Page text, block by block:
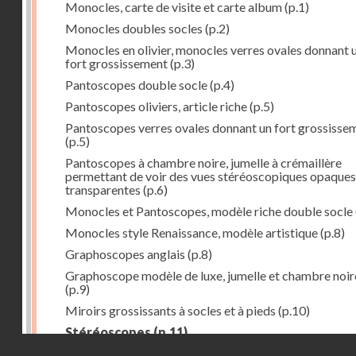
Monocles, carte de visite et carte album(p.1)
Monocles doubles socles (p.2)
Monocles en olivier, monocles verres ovales donnant
fort grossissement(p.3)
Pantoscopes double socle(p.4)
Pantoscopes oliviers, article riche(p.5)
Pantoscopes verres ovales donnant un fort
(p.5)
Pantoscopes à chambre noire, jumelle à crémaillère
permettant de voir des vues stéréoscopiques
transparentes (p.6)
Monocles et Pantoscopes, modèle riche double socle
Monocles style Renaissance, modèle artistique(p.8)
Graphoscopes anglais (p.8)
Graphoscope modèle de luxe, jumelle et chambre
(p.9)
Miroirs grossissants à socles et à pieds (p.10)
Stéréoscopes(p.11)